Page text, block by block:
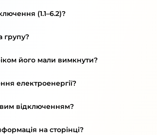
(1.1–6.2)?
групу?
його мали вимкнути?
електроенергії?
відключенням?
на сторінці?